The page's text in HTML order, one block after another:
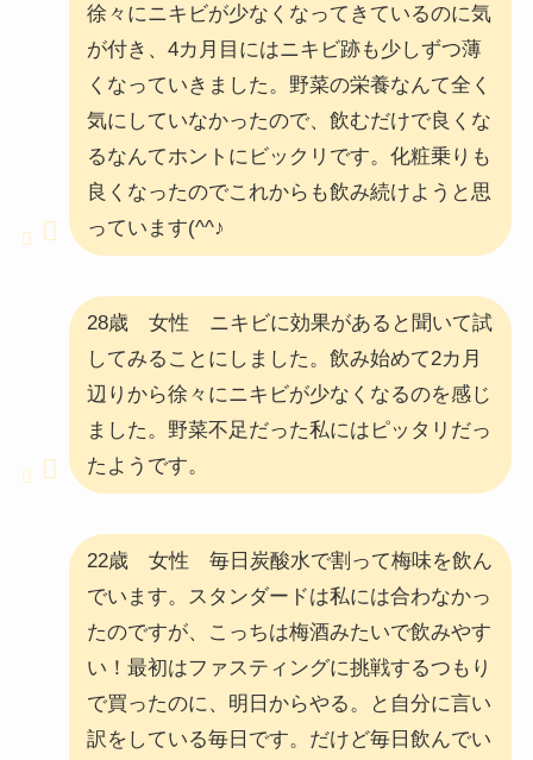
徐々にニキビが少なくなってきているのに気
が付き、4カ月目にはニキビ跡も少しずつ薄
くなっていきました。野菜の栄養なんて全く
気にしていなかったので、飲むだけで良くな
るなんてホントにビックリです。化粧乗りも
良くなったのでこれからも飲み続けようと思
っています(^^♪
28歳 女性 ニキビに効果があると聞いて試
してみることにしました。飲み始めて2カ月
辺りから徐々にニキビが少なくなるのを感じ
ました。野菜不足だった私にはピッタリだっ
たようです。
22歳 女性 毎日炭酸水で割って梅味を飲ん
でいます。スタンダードは私には合わなかっ
たのですが、こっちは梅酒みたいで飲みやす
い！最初はファスティングに挑戦するつもり
で買ったのに、明日からやる。と自分に言い
訳をしている毎日です。だけど毎日飲んでい